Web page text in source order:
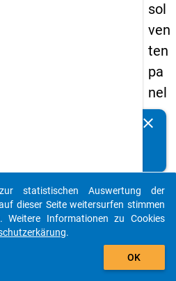
sol
ven
ten
pa
nel
s
-
zw
eit
clear
auto_stories
add_shopping_cart
statistischen Auswertung der
dieser Seite weitersurfen stimmen
Weitere Informationen zu Cookies
.
OK